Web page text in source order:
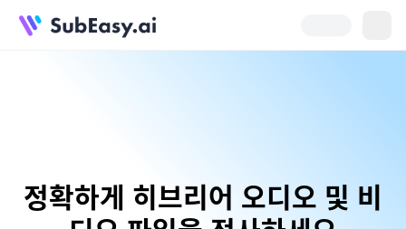
정확하게 히브리어 오디오 및 비